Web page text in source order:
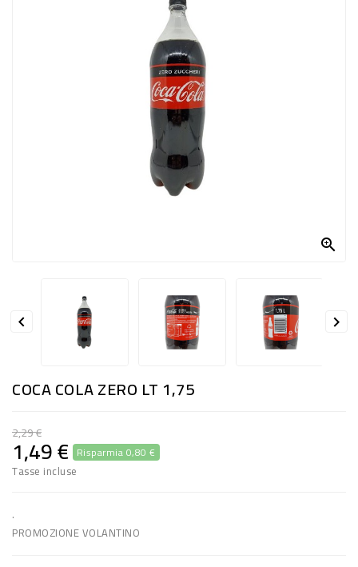
INFANZIA
E
FARINA
DIETETICO
NATURALI
ALIMENTI

 
COCA COLA ZERO LT 1,75
2,29 €
1,49 € Risparmia 0,80 €
Tasse incluse
.
PROMOZIONE VOLANTINO